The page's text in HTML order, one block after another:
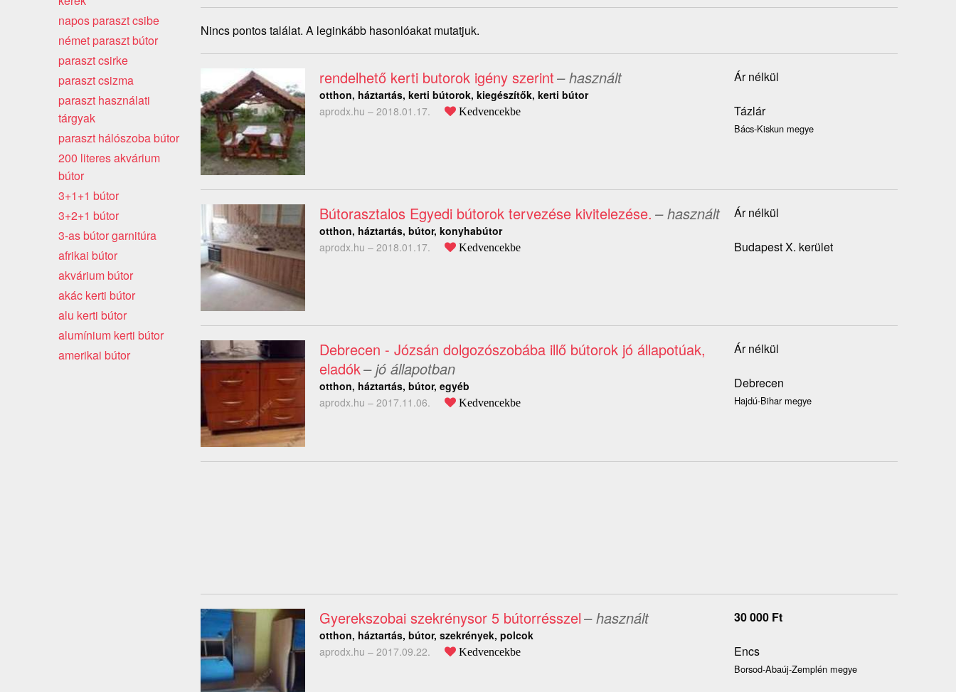
Nincs pontos találat. A leginkább hasonlóakat mutatjuk.
rendelhető kerti butorok igény szerint– használt
otthon, háztartás, kerti bútorok, kiegészítők, kerti bútor
aprodx.hu – 2018.01.17. Kedvencekbe
Ár nélkül
Tázlár
Bács-Kiskun megye
Bútorasztalos Egyedi bútorok tervezése kivitelezése. – használt
otthon, háztartás, bútor, konyhabútor
aprodx.hu – 2018.01.17. Kedvencekbe
Ár nélkül
Budapest X. kerület
Debrecen - Józsán dolgozószobába illő bútorok jó állapotúak,
eladók– jó állapotban
otthon, háztartás, bútor, egyéb
aprodx.hu – 2017.11.06. Kedvencekbe
Ár nélkül
Debrecen
Hajdú-Bihar megye
Gyerekszobai szekrénysor 5 bútorrésszel– használt
otthon, háztartás, bútor, szekrények, polcok
aprodx.hu – 2017.09.22. Kedvencekbe
30 000 Ft
Encs
Borsod-Abaúj-Zemplén megye
napos paraszt csibe
német paraszt bútor
paraszt csirke
paraszt csizma
paraszt használati
tárgyak
paraszt hálószoba bútor
200 literes akvárium
bútor
3+1+1 bútor
3+2+1 bútor
3-as bútor garnitúra
afrikai bútor
akvárium bútor
akác kerti bútor
alu kerti bútor
alumínium kerti bútor
amerikai bútor